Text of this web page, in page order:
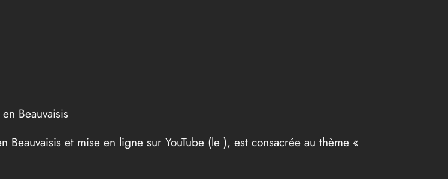
Beauvaisis
Beauvaisis et mise en ligne sur YouTube (le ), est consacrée au thème «